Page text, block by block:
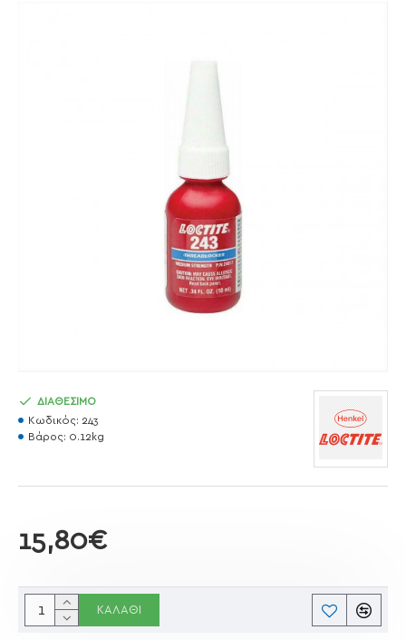
15,80€
ΔΙΑΘΕΣΙΜΟ
Κωδικός: 243
Βάρος: 0.12kg
ΚΑΛΆΘΙ